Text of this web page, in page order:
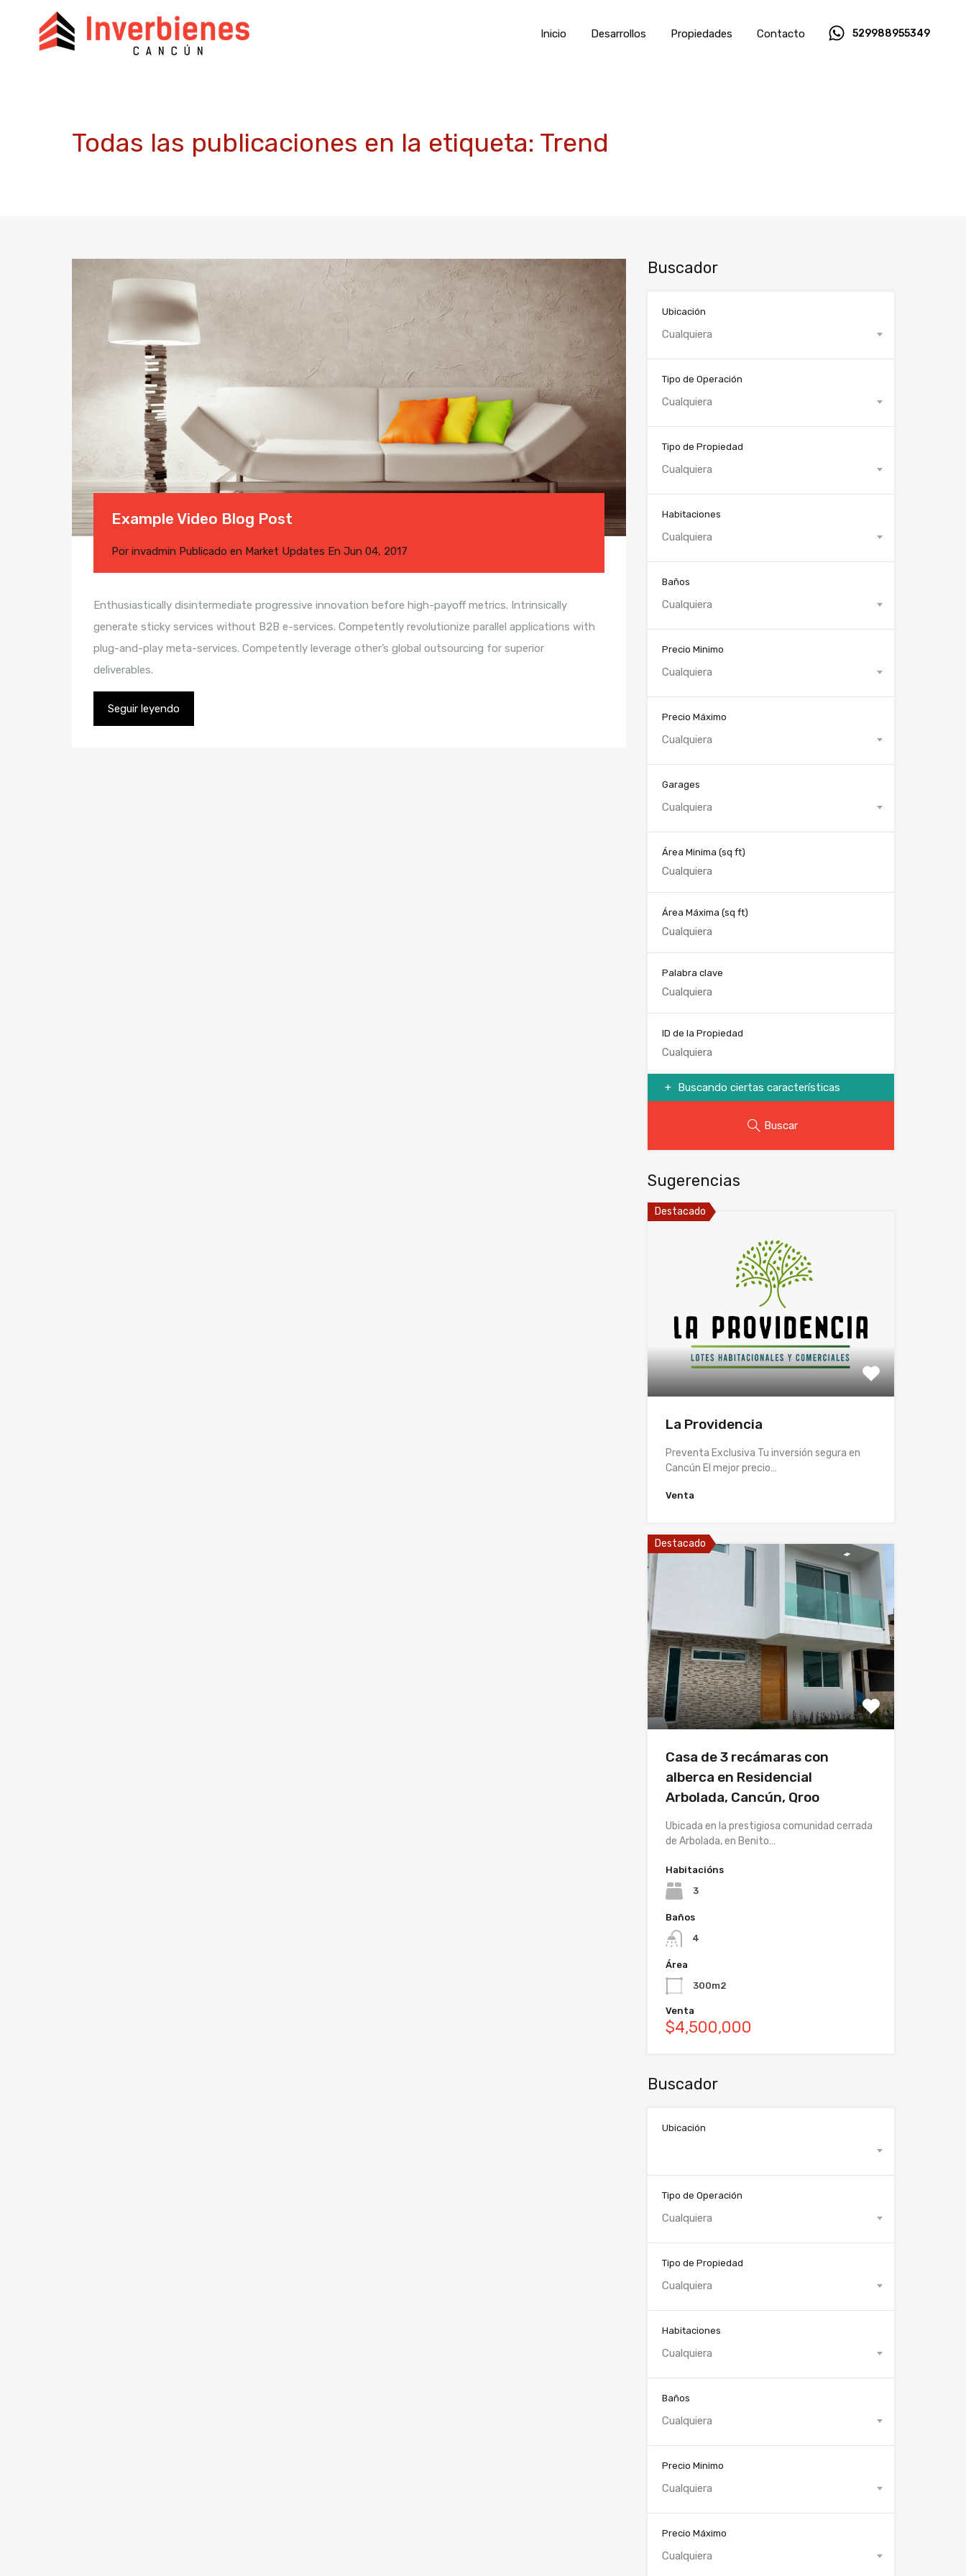
Inicio Desarrollos Propiedades Contacto 529988955349
Todas las publicaciones en la etiqueta: Trend
Example Video Blog Post
Por invadmin Publicado en Market Updates En Jun 04, 2017
Enthusiastically disintermediate progressive innovation before high-payoff metrics. Intrinsically
generate sticky services without B2B e-services. Competently revolutionize parallel applications with
plug-and-play meta-services. Competently leverage other’s global outsourcing for superior
deliverables.
Seguir leyendo
Buscador
Ubicación
Cualquiera
Tipo de Operación
Cualquiera
Tipo de Propiedad
Cualquiera
Habitaciones
Cualquiera
Baños
Cualquiera
Precio Minimo
Cualquiera
Precio Máximo
Cualquiera
Garages
Cualquiera
Área Minima (sq ft)
Área Máxima (sq ft)
Palabra clave
ID de la Propiedad
Buscando ciertas características
Buscar
Sugerencias
Destacado
La Providencia
Preventa Exclusiva Tu inversión segura en
Cancún El mejor precio…
Venta
Destacado
Casa de 3 recámaras con
alberca en Residencial
Arbolada, Cancún, Qroo
Ubicada en la prestigiosa comunidad cerrada
de Arbolada, en Benito…
Habitacións
3
Baños
4
Área
300m2
Venta
$4,500,000
Buscador
Ubicación
Tipo de Operación
Cualquiera
Tipo de Propiedad
Cualquiera
Habitaciones
Cualquiera
Baños
Cualquiera
Precio Minimo
Cualquiera
Precio Máximo
Cualquiera